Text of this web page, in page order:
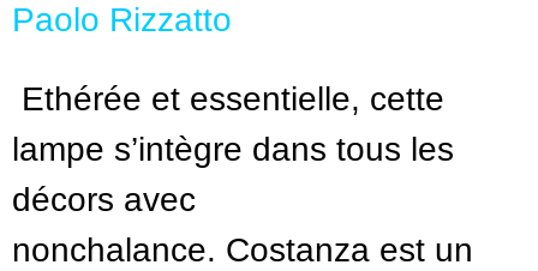
Paolo Rizzatto
Ethérée et essentielle, cette
lampe s’intègre dans tous les
décors avec
nonchalance. Costanza est un